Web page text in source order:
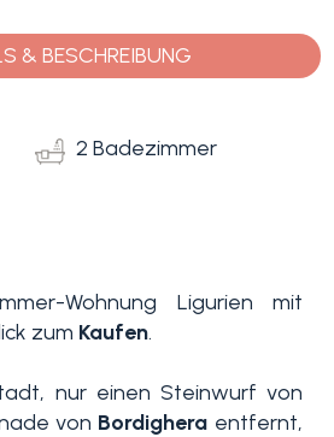
& BESCHREIBUNG
2 Badezimmer
Wohnung Ligurien mit
zum Kaufen.
nur einen Steinwurf von
von Bordighera entfernt,